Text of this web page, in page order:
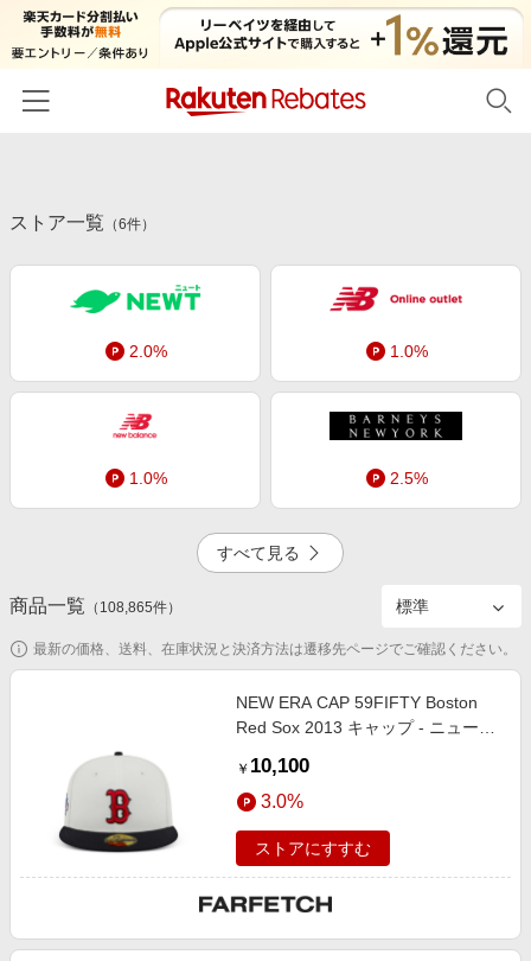
カテゴリー一覧
百貨店・総合ECモール
ファッション・インナー・小物
食品・スイーツ・お酒
日用品・キッチン用品
コスメ・健康・医薬品
キッズ・ベビー用品
家電・PC・スマホ・カメラ
ペット・花・DIY・車
金融・マネー・保険
デジタルコンテンツ
ビジネス・その他サービス
初回購入者限定特典
新着ストアのご紹介
電子書籍特集
旅行特集
わくわく夏特集
とことん買い物チャレンジ
Qoo10メガポ
Samsung ボーナスキャンペーン
週末の高還元 夏の長期版
友達紹介
楽天IDでログイン/会員登録
ストア一覧 （6件）
2.0% 1.0%
1.0% 2.5%
3.5% 1.0%
すべて見る
商品一覧 （ 108,865件）
最新の価格、送料、在庫状況と決済方法は遷移先ページでご確認ください。
NEW ERA CAP 59FIFTY Boston
Red Sox 2013 キャップ - ニュート
￥ 10,100
3.0%
ストアにすすむ